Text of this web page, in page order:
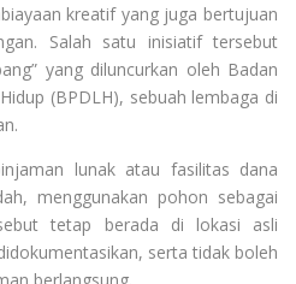
kreatif yang juga bertujuan
Salah satu inisiatif tersebut
yang diluncurkan oleh Badan
(BPDLH), sebuah lembaga di
lunak atau fasilitas dana
menggunakan pohon sebagai
tetap berada di lokasi asli
serta tidak boleh